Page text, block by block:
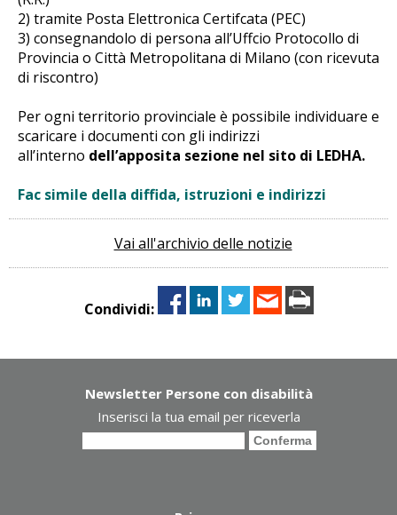
2) tramite Posta Elettronica Certifcata (PEC)
3) consegnandolo di persona all’Uffcio Protocollo di
Provincia o Città Metropolitana di Milano (con ricevuta
di riscontro)
Per ogni territorio provinciale è possibile individuare e
scaricare i documenti con gli indirizzi
all’interno dell’apposita sezione nel sito di LEDHA.
Fac simile della diffida, istruzioni e indirizzi
Vai all'archivio delle notizie
Condividi:
Newsletter Persone con disabilità
Inserisci la tua email per riceverla